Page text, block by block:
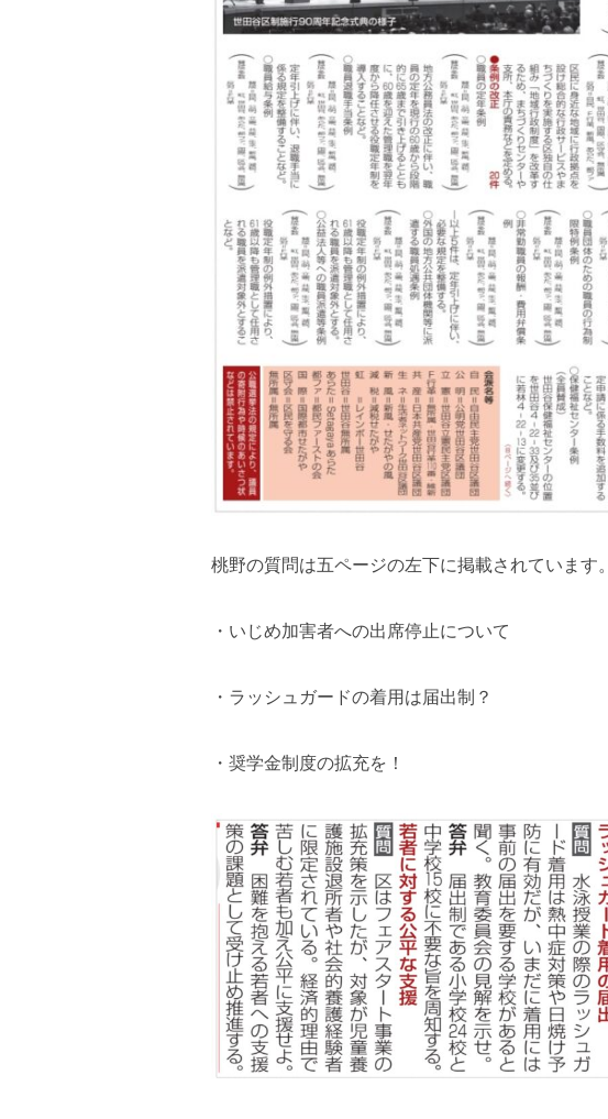
桃野の質問は五ページの左下に掲載されています。
・いじめ加害者への出席停止について
・ラッシュガードの着用は届出制？
・奨学金制度の拡充を！